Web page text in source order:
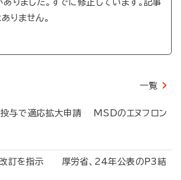
りました。すでに修正しています。記事
りません。
一覧
与で適応拡大申請 MSDのエヌフロン
改訂を指示 厚労省、24年公表のP3結